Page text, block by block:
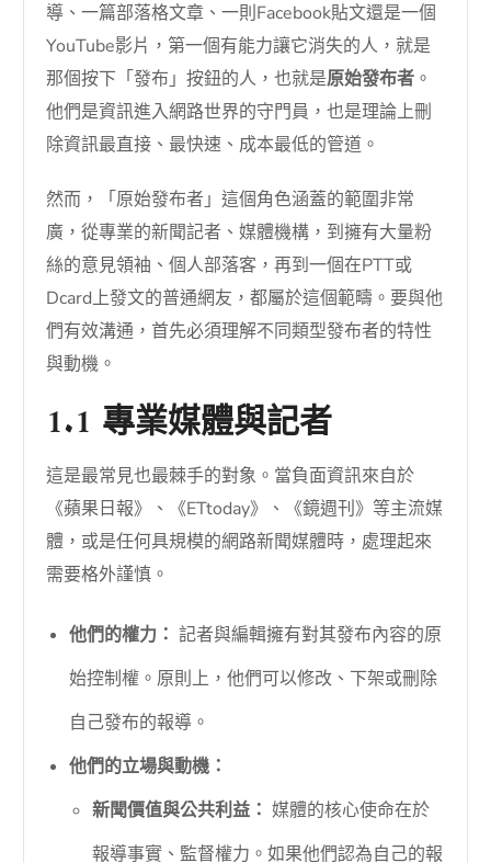
導、一篇部落格文章、一則Facebook貼文還是一個
YouTube影片，第一個有能力讓它消失的人，就是
那個按下「發布」按鈕的人，也就是原始發布者 。
他們是資訊進入網路世界的守門員，也是理論上刪
除資訊最直接、最快速、成本最低的管道。
然而，「原始發布者」這個角色涵蓋的範圍非常
廣，從專業的新聞記者、媒體機構，到擁有大量粉
絲的意見領袖、個人部落客，再到一個在PTT或
Dcard上發文的普通網友，都屬於這個範疇。要與他
們有效溝通，首先必須理解不同類型發布者的特性
與動機。
1.1 專業媒體與記者
這是最常見也最棘手的對象。當負面資訊來自於
《蘋果日報》、《ETtoday》、《鏡週刊》等主流媒
體，或是任何具規模的網路新聞媒體時，處理起來
需要格外謹慎。
他們的權力： 記者與編輯擁有對其發布內容的原
始控制權。原則上，他們可以修改、下架或刪除
自己發布的報導。
他們的立場與動機：
新聞價值與公共利益： 媒體的核心使命在於
報導事實、監督權力。如果他們認為自己的報